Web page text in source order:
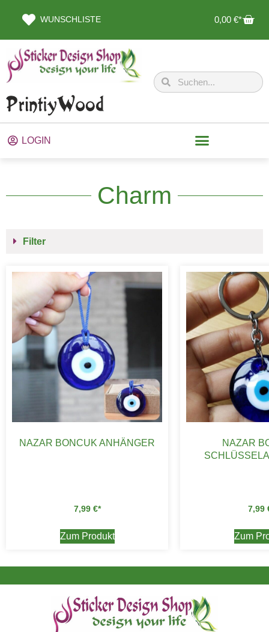
WUNSCHLISTE 0,00 €
LOGIN
Charm
Filter
NAZAR BONCUK ANHÄNGER
7,99 €
Zum Produkt
NAZAR
7,99
Zum